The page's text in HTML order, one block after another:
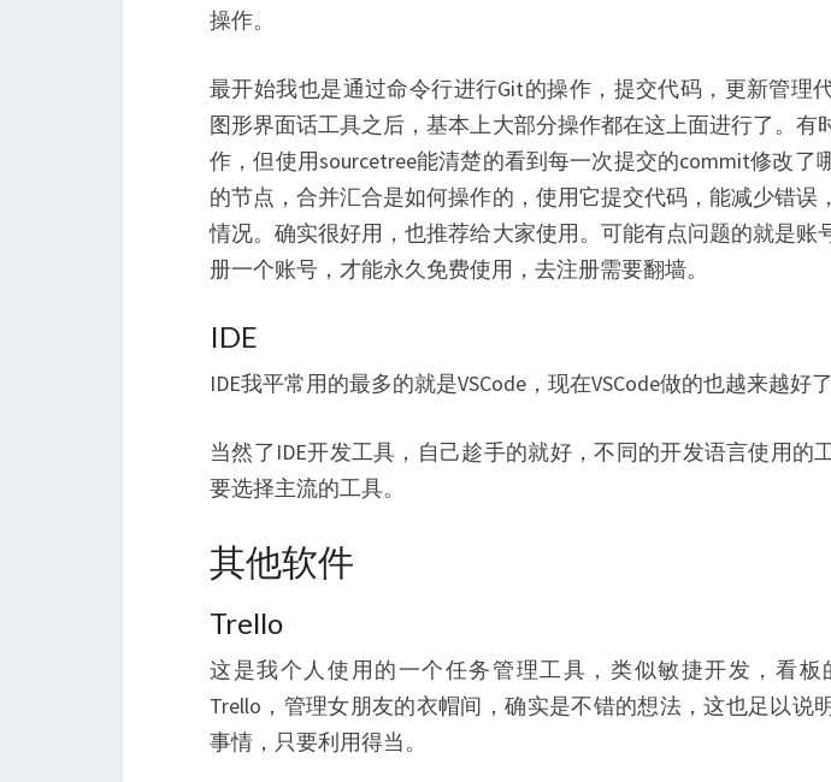
操作。
最开始我也是通过命令行进行Git的操作，提交代码，更新管理
图形界面话工具之后，基本上大部分操作都在这上面进行了。有
作，但使用sourcetree能清楚的看到每一次提交的commit修改了
的节点，合并汇合是如何操作的，使用它提交代码，能减少错误
情况。确实很好用，也推荐给大家使用。可能有点问题的就是账
册一个账号，才能永久免费使用，去注册需要翻墙。
IDE
IDE我平常用的最多的就是VSCode，现在VSCode做的也越来越好
当然了IDE开发工具，自己趁手的就好，不同的开发语言使用的
要选择主流的工具。
其他软件
Trello
这是我个人使用的一个任务管理工具，类似敏捷开发，看板
Trello，管理女朋友的衣帽间，确实是不错的想法，这也足以说
事情，只要利用得当。